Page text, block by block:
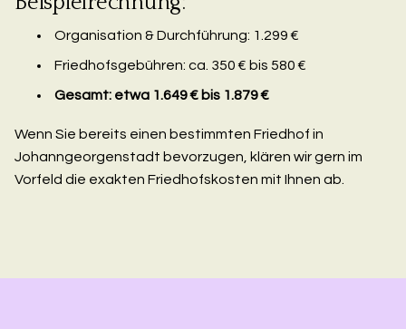
Organisation & Durchführung: 1.299 €
Friedhofsgebühren: ca. 350 € bis 580 €
Gesamt: etwa 1.649 € bis 1.879 €
Wenn Sie bereits einen bestimmten Friedhof in
Johanngeorgenstadt bevorzugen, klären wir gern im
Vorfeld die exakten Friedhofskosten mit Ihnen ab.